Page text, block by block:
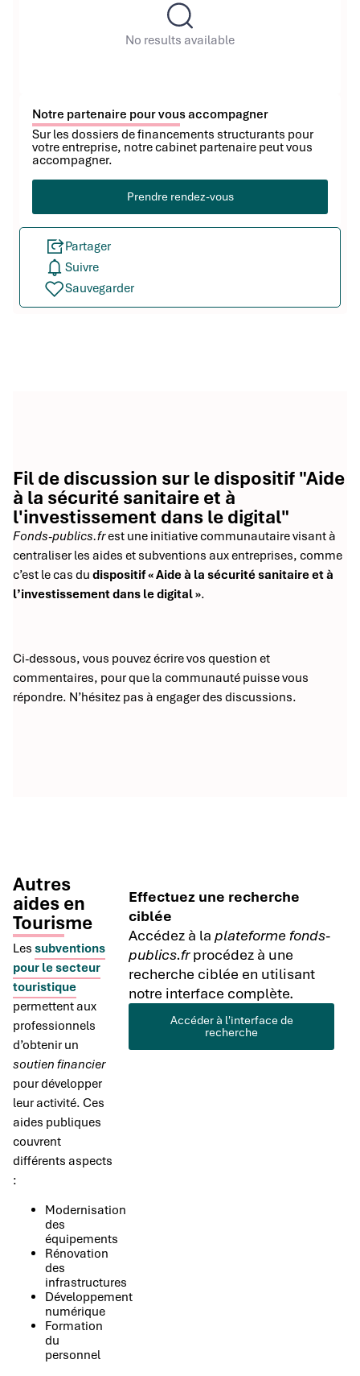
No results available
Notre partenaire pour vous accompagner
Sur les dossiers de financements structurants pour
votre entreprise, notre cabinet partenaire peut vous
accompagner.
Prendre rendez-vous
Partager
Suivre
Sauvegarder
Fil de discussion sur le dispositif "Aide
à la sécurité sanitaire et à
l'investissement dans le digital"
Fonds-publics.frest une initiative communautaire visant à
centraliser les aides et subventions aux entreprises, comme
c’est le cas du dispositif « Aide à la sécurité sanitaire et à
l’investissement dans le digital ».
Ci-dessous, vous pouvez écrire vos question et
commentaires, pour que la communauté puisse vous
répondre. N’hésitez pas à engager des discussions.
Autres
aides en
Tourisme
Les subventions
pour le secteur
touristique
permettent aux
professionnels
d’obtenir un
soutien financier
pour développer
leur activité. Ces
aides publiques
couvrent
différents aspects
:
Modernisation
des
équipements
Rénovation
des
infrastructures
Développement
numérique
Formation
du
personnel
Effectuez une recherche
ciblée
Accédez à laplateforme fonds-
publics.frprocédez à une
recherche ciblée en utilisant
notre interface complète.
Accéder à l'interface de
recherche